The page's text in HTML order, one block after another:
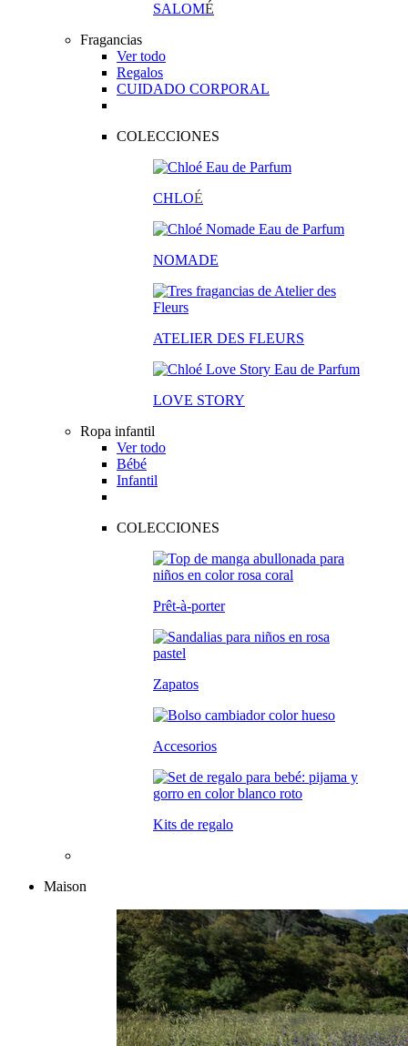
SALOMÉ
Fragancias
Ver todo
Regalos
CUIDADO CORPORAL
COLECCIONES
CHLOÉ
NOMADE
ATELIER DES FLEURS
LOVE STORY
Ropa infantil
Ver todo
Bébé
Infantil
COLECCIONES
Prêt-à-porter
Zapatos
Accesorios
Kits de regalo
Maison